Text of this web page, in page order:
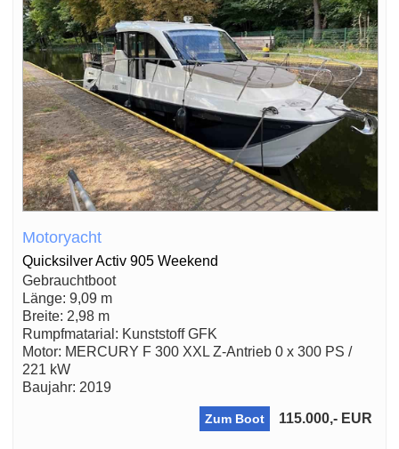
Motoryacht
Quicksilver Activ 905 Weekend
Gebrauchtboot
Länge: 9,09 m
Breite: 2,98 m
Rumpfmatarial: Kunststoff GFK
Motor: MERCURY F 300 XXL Z-Antrieb 0 x 300 PS /
221 kW
Baujahr: 2019
Zum Boot 115.000,- EUR